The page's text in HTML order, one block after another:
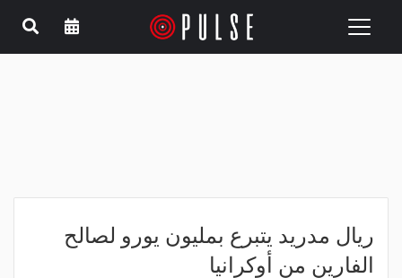
Toggle
ريال مدريد يتبرع بمليون يورو لصالح
الفارين من أوكرانيا